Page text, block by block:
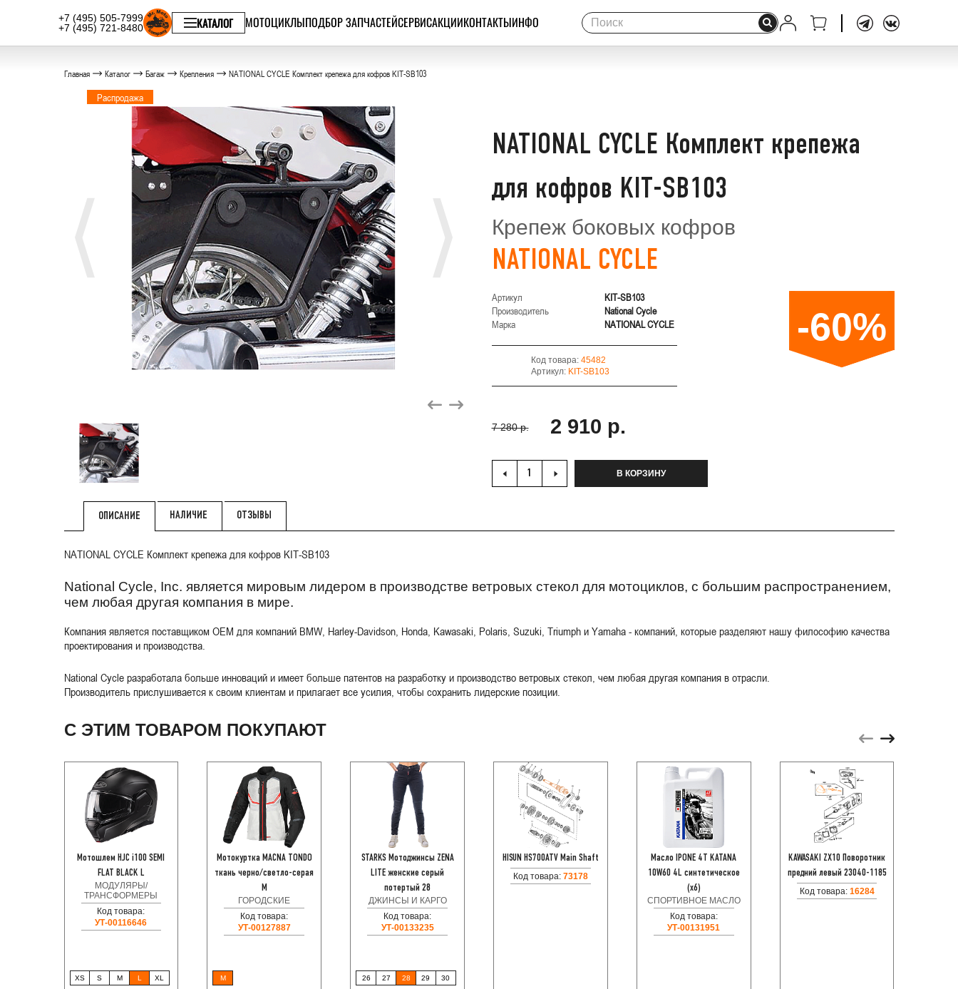
+7 (495) 505-7999
+7 (495) 721-8480
КАТАЛОГ МОТОЦИКЛЫПОДБОР ЗАПЧАСТЕЙСЕРВИСАКЦИИКОНТАКТЫИНФО
Главная Каталог Багаж Крепления NATIONAL CYCLE Комплект крепежа для кофров KIT-SB103
Распродажа
NATIONAL CYCLE Комплект крепежа
для кофров KIT-SB103
Крепеж боковых кофров
NATIONAL CYCLE
Артикул
KIT-SB103
Производитель
National Cycle
Марка
NATIONAL CYCLE
Код товара: 45482
Артикул: KIT-SB103
7 280 р. 2 910 р.
-60%
В КОРЗИНУ
ОПИСАНИЕ НАЛИЧИЕ ОТЗЫВЫ
NATIONAL CYCLE Комплект крепежа для кофров KIT-SB103
National Cycle, Inc. является мировым лидером в производстве ветровых стекол для мотоциклов, с большим распространением,
чем любая другая компания в мире.
Компания является поставщиком OEM для компаний BMW, Harley-Davidson, Honda, Kawasaki, Polaris, Suzuki, Triumph и Yamaha - компаний, которые разделяют нашу философию качества
проектирования и производства.
National Cycle разработала больше инноваций и имеет больше патентов на разработку и производство ветровых стекол, чем любая другая компания в отрасли.
Производитель прислушивается к своим клиентам и прилагает все усилия, чтобы сохранить лидерские позиции.
С ЭТИМ ТОВАРОМ ПОКУПАЮТ
Мотошлем HJC i100 SEMI
FLAT BLACK L
МОДУЛЯРЫ/
ТРАНСФОРМЕРЫ
Код товара:
УТ-00116646
XS S M L XL
Мотокуртка MACNA TONDO
ткань черно/светло-серая
M
ГОРОДСКИЕ
Код товара:
УТ-00127887
M
STARKS Мотоджинсы ZENA
LITE женские серый
потертый 28
ДЖИНСЫ И КАРГО
Код товара:
УТ-00133235
26 27 28 29 30
HISUN HS700ATV Main Shaft
Код товара: 73178
Масло IPONE 4T KATANA
10W60 4L синтетическое
(x6)
СПОРТИВНОЕ МАСЛО
Код товара:
УТ-00131951
KAWASAKI ZX10 Поворотник
предний левый 23040-1185
Код товара: 16284